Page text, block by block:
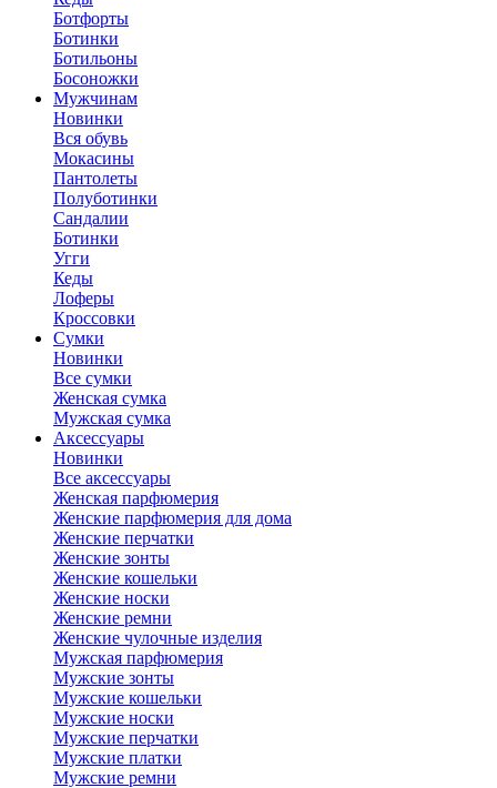
Ботфорты
Ботинки
Ботильоны
Босоножки
Мужчинам
Новинки
Вся обувь
Мокасины
Пантолеты
Полуботинки
Сандалии
Ботинки
Угги
Кеды
Лоферы
Кроссовки
Сумки
Новинки
Все сумки
Женская сумка
Мужская сумка
Аксессуары
Новинки
Все аксессуары
Женская парфюмерия
Женские парфюмерия для дома
Женские перчатки
Женские зонты
Женские кошельки
Женские носки
Женские ремни
Женские чулочные изделия
Мужская парфюмерия
Мужские зонты
Мужские кошельки
Мужские носки
Мужские перчатки
Мужские платки
Мужские ремни